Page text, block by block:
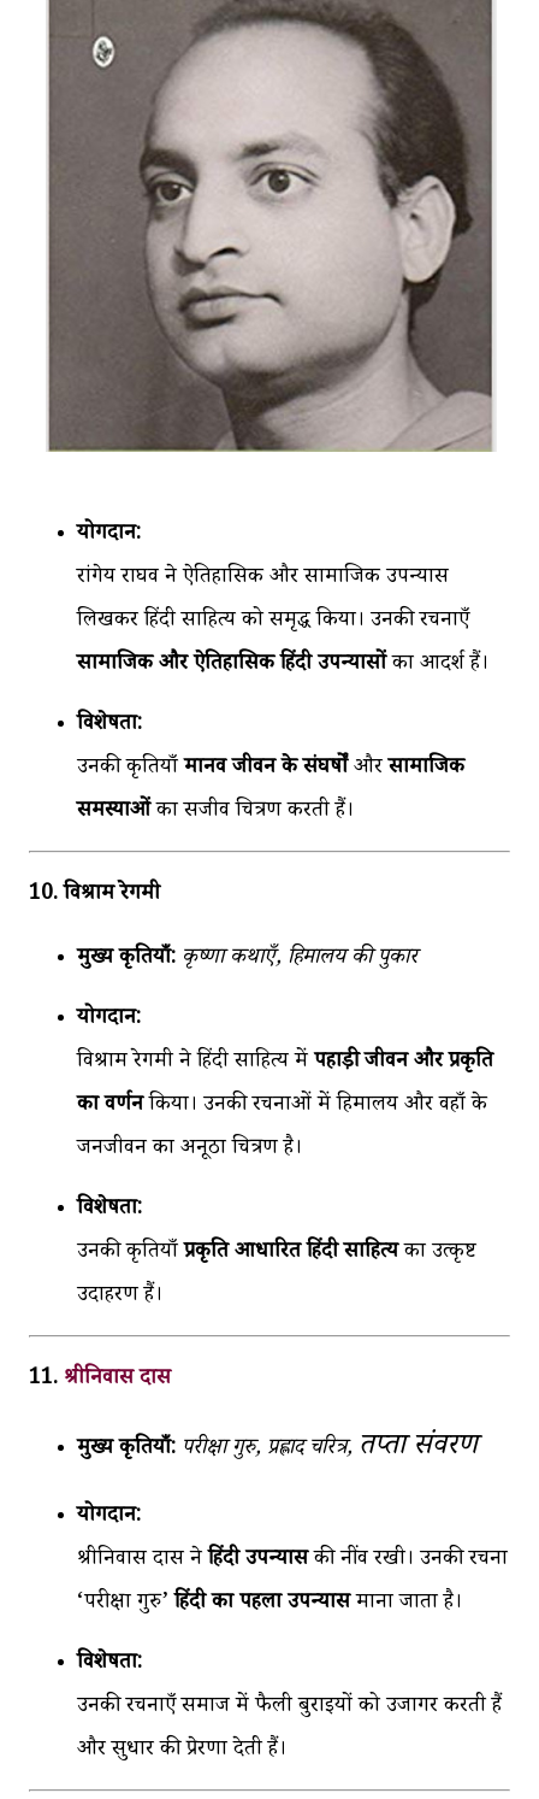
योगदान:
रांगेय राघव ने ऐतिहासिक और सामाजिक उपन्यास
लिखकर हिंदी साहित्य को समृद्ध किया। उनकी रचनाएँ
सामाजिक और ऐतिहासिक हिंदी उपन्यासोंका आदर्श हैं।
विशेषता:
उनकी कृतियाँमानव जीवन के संघर्षोंऔरसामाजिक
समस्याओंका सजीव चित्रण करती हैं।
10. विश्राम रेगमी
मुख्य कृतियाँ: कृष्णा कथाएँ, हिमालय की पुकार
योगदान:
विश्राम रेगमी ने हिंदी साहित्य मेंपहाड़ी जीवन और प्रकृति
का वर्णनकिया। उनकी रचनाओं में हिमालय और वहाँ के
जनजीवन का अनूठा चित्रण है।
विशेषता:
उनकी कृतियाँप्रकृति आधारित हिंदी साहित्यका उत्कृष्ट
उदाहरण हैं।
11. श्रीनिवास दास
मुख्य कृतियाँ: परीक्षा गुरु, प्रह्लाद चरित्र, तप्ता संवरण
योगदान:
श्रीनिवास दास नेहिंदी उपन्यासकी नींव रखी। उनकी रचना
‘परीक्षा गुरु’हिंदी का पहला उपन्यासमाना जाता है।
विशेषता:
उनकी रचनाएँ समाज में फैली बुराइयों को उजागर करती हैं
और सुधार की प्रेरणा देती हैं।